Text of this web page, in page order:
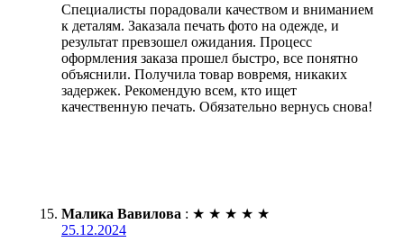
Специалисты порадовали качеством и вниманием
к деталям. Заказала печать фото на одежде, и
результат превзошел ожидания. Процесс
оформления заказа прошел быстро, все понятно
объяснили. Получила товар вовремя, никаких
задержек. Рекомендую всем, кто ищет
качественную печать. Обязательно вернусь снова!
Малика Вавилова : ★ ★ ★ ★ ★
25.12.2024